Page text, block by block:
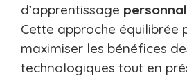
d’apprentissage
Cette approche équilibrée
maximiser les bénéfices
technologiques tout en